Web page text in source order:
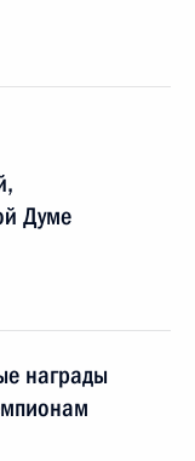
Думе
награды